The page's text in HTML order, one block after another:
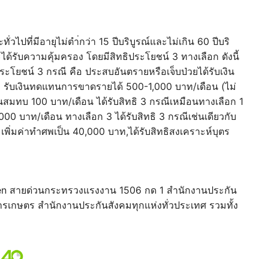
วไปที่มีอายุไม่ตำ่กว่า 15 ปีบริบูรณ์และไม่เกิน 60 ปีบริ
รับความคุ้มครอง โดยมีสิทธิประโยชน์ 3 ทางเลือก ดังนี้
โยชน์ 3 กรณี คือ ประสบอันตรายหรือเจ็บป่วยได้รับเงิน
เงินทดแทนการขาดรายได้ 500-1,000 บาท/เดือน (ไม่
มทบ 100 บาท/เดือน ได้รับสิทธิ 3 กรณีเหมือนทางเลือก 1
บาท/เดือน ทางเลือก 3 ได้รับสิทธิ 3 กรณีเช่นเดียวกับ
พิ่มค่าทำศพเป็น 40,000 บาท,ได้รับสิทธิสงเคราะห์บุตร
ายด่วนกระทรวงแรงงาน 1506 กด 1 สำนักงานประกัน
เกษตร สำนักงานประกันสังคมทุกแห่งทั่วประเทศ รวมทั้ง